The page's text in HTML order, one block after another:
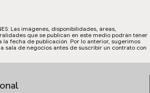
Las imágenes, disponibilidades, áreas,
que se publican en este medio podrán tener
la fecha de publicación. Por lo anterior, sugerimos
sala de negocios antes de suscribir un contrato con